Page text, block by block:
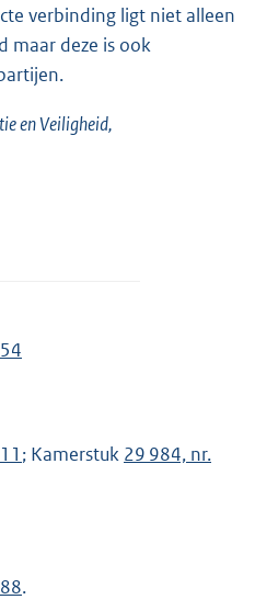
verbinding ligt niet alleen
maar deze is ook
en Veiligheid,
; Kamerstuk 29 984, nr.
.